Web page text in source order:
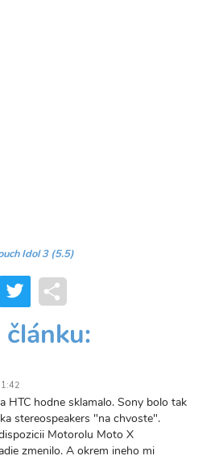
Idol 3 (5.5)
Twitter
HTC hodne sklamalo. Sony bolo tak
stereospeakers "na chvoste".
Motorolu Moto X
zmenilo. A okrem ineho mi